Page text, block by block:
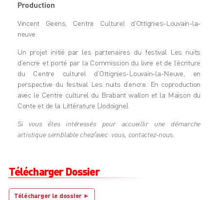
Production
Vincent Geens, Centre Culturel d’Ottignies-Louvain-la-
neuve.
Un projet initié par les partenaires du festival Les nuits
d’encre et porté par la Commission du livre et de l’écriture
du Centre culturel d’Ottignies-Louvain-la-Neuve, en
perspective du festival Les nuits d’encre. En coproduction
avec le Centre culturel du Brabant wallon et la Maison du
Conte et de la Littérature (Jodoigne).
Si vous êtes intéressés pour accueillir une démarche
artistique semblable chez/avec vous, contactez-nous.
Télécharger Dossier
Télécharger le dossier ►